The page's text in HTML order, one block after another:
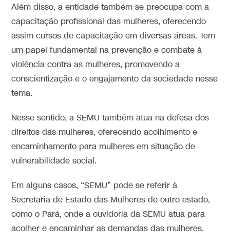
Além disso, a entidade também se preocupa com a
capacitação profissional das mulheres, oferecendo
assim cursos de capacitação em diversas áreas. Tem
um papel fundamental na prevenção e combate à
violência contra as mulheres, promovendo a
conscientização e o engajamento da sociedade nesse
tema.
Nesse sentido, a SEMU também atua na defesa dos
direitos das mulheres, oferecendo acolhimento e
encaminhamento para mulheres em situação de
vulnerabilidade social.
Em alguns casos, “SEMU” pode se referir à
Secretaria de Estado das Mulheres de outro estado,
como o Pará, onde a ouvidoria da SEMU atua para
acolher e encaminhar as demandas das mulheres.